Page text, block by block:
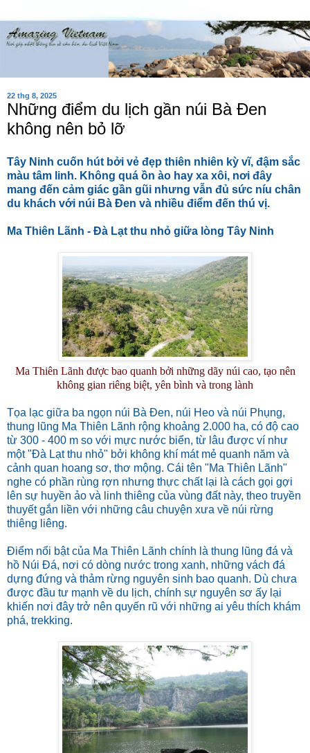
22 thg 8, 2025
Những điểm du lịch gần núi Bà Đen
không nên bỏ lỡ
Tây Ninh cuốn hút bởi vẻ đẹp thiên nhiên kỳ vĩ, đậm sắc
màu tâm linh. Không quá ồn ào hay xa xôi, nơi đây
mang đến cảm giác gần gũi nhưng vẫn đủ sức níu chân
du khách với núi Bà Đen và nhiều điểm đến thú vị.
Ma Thiên Lãnh - Đà Lạt thu nhỏ giữa lòng Tây Ninh
Ma Thiên Lãnh được bao quanh bởi những dãy núi cao, tạo nên
không gian riêng biệt, yên bình và trong lành
Tọa lạc giữa ba ngọn núi Bà Đen, núi Heo và núi Phụng,
thung lũng Ma Thiên Lãnh rộng khoảng 2.000 ha, có độ cao
từ 300 - 400 m so với mực nước biển, từ lâu được ví như
một "Đà Lạt thu nhỏ" bởi không khí mát mẻ quanh năm và
cảnh quan hoang sơ, thơ mộng. Cái tên "Ma Thiên Lãnh"
nghe có phần rùng rợn nhưng thực chất lại là cách gọi gợi
lên sự huyền ảo và linh thiêng của vùng đất này, theo truyền
thuyết gắn liền với những câu chuyện xưa về núi rừng
thiêng liêng.
Điểm nổi bật của Ma Thiên Lãnh chính là thung lũng đá và
hồ Núi Đá, nơi có dòng nước trong xanh, những vách đá
dựng đứng và thảm rừng nguyên sinh bao quanh. Dù chưa
được đầu tư mạnh về du lịch, chính sự nguyên sơ ấy lại
khiến nơi đây trở nên quyến rũ với những ai yêu thích khám
phá, trekking.